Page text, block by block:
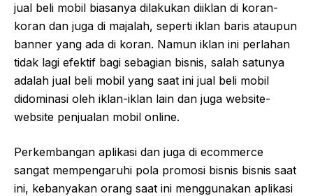
jual beli mobil biasanya dilakukan diiklan di koran-
koran dan juga di majalah, seperti iklan baris ataupun
banner yang ada di koran. Namun iklan ini perlahan
tidak lagi efektif bagi sebagian bisnis, salah satunya
adalah jual beli mobil yang saat ini jual beli mobil
didominasi oleh iklan-iklan lain dan juga website-
website penjualan mobil online.
Perkembangan aplikasi dan juga di ecommerce
sangat mempengaruhi pola promosi bisnis bisnis saat
ini, kebanyakan orang saat ini menggunakan aplikasi